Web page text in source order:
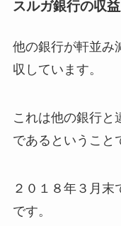
スルガ銀行の収
他の銀行が軒並み
収しています。
これは他の銀行と
であるということ
２０１８年３月
です。